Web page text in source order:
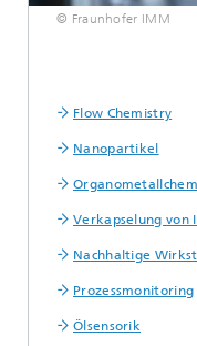
© Fraunhofer IMM
Flow Chemistry
Nanopartikel
Verkapselung von
Nachhaltige
Prozessmonitoring
Ölsensorik